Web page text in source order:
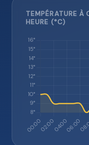
TEMPÉRATURE À
HEURE (°C)